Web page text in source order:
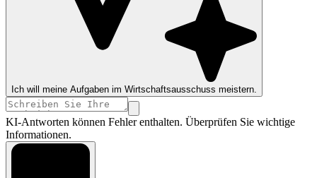
Ich will meine Aufgaben im Wirtschaftsausschuss meistern.
KI-Antworten können Fehler enthalten. Überprüfen Sie wichtige
Informationen.